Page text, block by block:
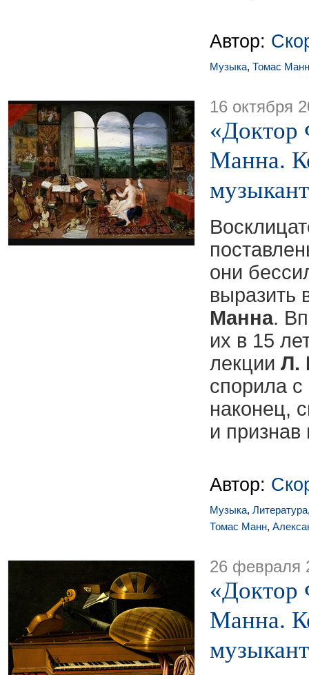
Автор:
Музыка, Томас Манн
16 октября
«Доктор
Манна.
они
выразить
Манна.
их в 15
лекции Л.
спорила
наконец,
и признав
Автор:
Музыка, Литература
Томас Манн,
26 февраля
«Доктор
Манна.